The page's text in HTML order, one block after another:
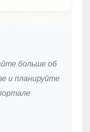
больше об
и планируйте